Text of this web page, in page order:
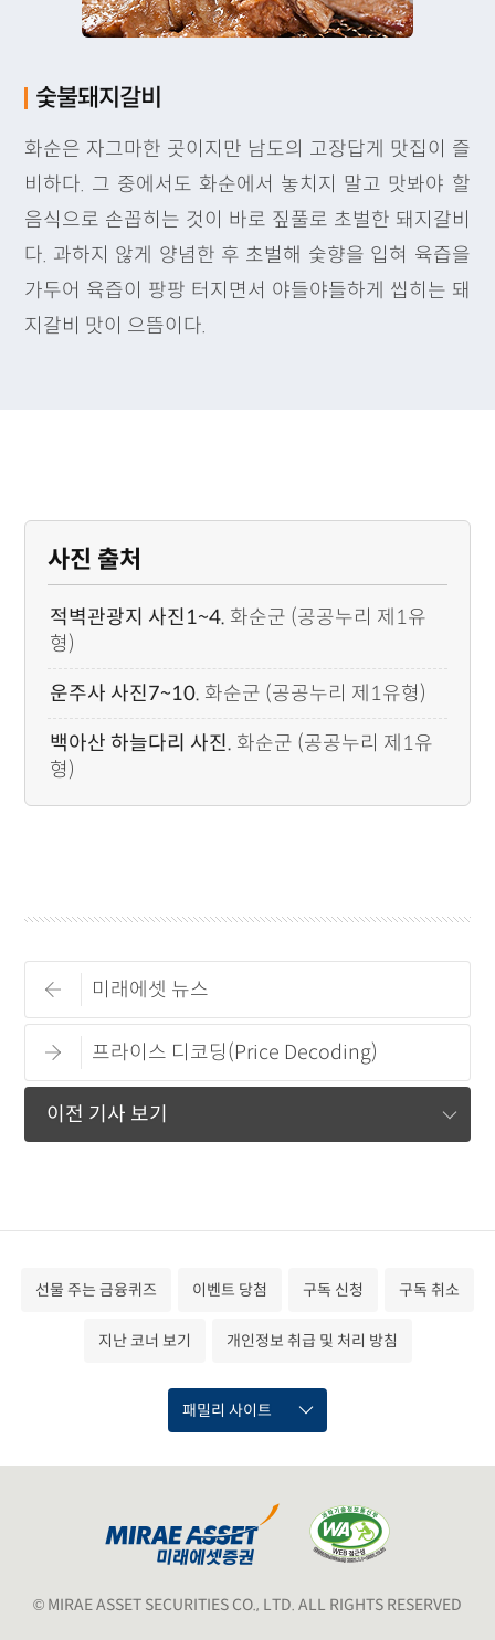
숯불돼지갈비
화순은 자그마한 곳이지만 남도의 고장답게 맛집이 즐
비하다. 그 중에서도 화순에서 놓치지 말고 맛봐야 할
음식으로 손꼽히는 것이 바로 짚풀로 초벌한 돼지갈비
다. 과하지 않게 양념한 후 초벌해 숯향을 입혀 육즙을
가두어 육즙이 팡팡 터지면서 야들야들하게 씹히는 돼
지갈비 맛이 으뜸이다.
사진 출처
적벽관광지 사진1~4. 화순군 (공공누리 제1유
형)
운주사 사진7~10. 화순군 (공공누리 제1유형)
백아산 하늘다리 사진. 화순군 (공공누리 제1유
형)
미래에셋 뉴스
프라이스 디코딩(Price Decoding)
이전 기사 보기
선물 주는 금융퀴즈 이벤트 당첨 구독 신청 구독 취소
지난 코너 보기 개인정보 취급 및 처리 방침
패밀리 사이트
© MIRAE ASSET SECURITIES CO., LTD. ALL RIGHTS RESERVED